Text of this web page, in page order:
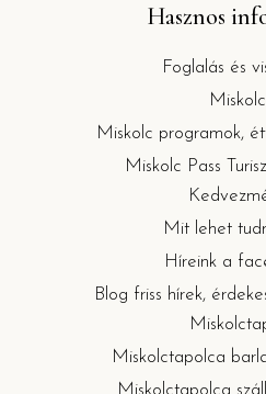
Hasznos
Foglalás és
Miskolc programok,
Miskolc Pass
Mit lehet
Híreink a
Blog friss hírek,
Miskolctapolca
Miskolctapolca